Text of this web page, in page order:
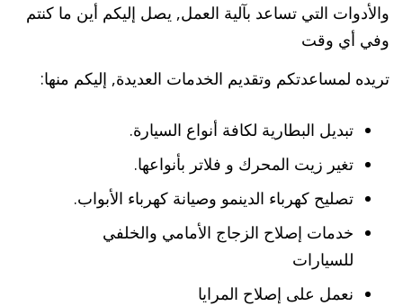
والأدوات التي تساعد بآلية العمل, يصل إليكم أين ما كنتم
وفي أي وقت
تريده لمساعدتكم وتقديم الخدمات العديدة, إليكم منها:
تبديل البطارية لكافة أنواع السيارة.
تغير زيت المحرك و فلاتر بأنواعها.
تصليح كهرباء الدينمو وصيانة كهرباء الأبواب.
خدمات إصلاح الزجاج الأمامي والخلفي
للسيارات
نعمل على إصلاح المرايا